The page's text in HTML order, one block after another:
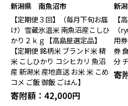
米子市（鳥取県）
倉吉市（
境港市（鳥取県）琴浦町（鳥
日吉津村（鳥取県） 大山町
南部町（鳥取県）伯耆町（鳥
日南町（鳥取県）日野町（鳥
江府町（鳥取県） 松江市（島
大田市（島根県）安来市（島
岡山市（岡山県）
高梁市（岡山県）
新潟県 南魚沼市
【定期便３回】（毎月下旬お届
け）雪蔵氷温米 南魚沼産こしひ
かり２ｋｇ【高島屋選定品】
【定期便 銘柄米 ブランド米 精
米 こしひかり コシヒカリ 魚沼
産 新潟米 産地直送 お米 米 こめ
コメ ご飯 御飯 ごはん】
寄附額：42,000円
新
【
（
用
券
分
寄